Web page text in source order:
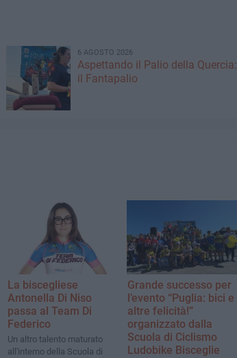
6 AGOSTO 2026
Aspettando il Palio della Quercia:
il Fantapalio
La biscegliese
Antonella Di Niso
passa al Team Di
Federico
Un altro talento maturato
all'interno della Scuola di
Grande successo per
l’evento “Puglia: bici e
altre felicità!”
organizzato dalla
Scuola di Ciclismo
Ludobike Bisceglie